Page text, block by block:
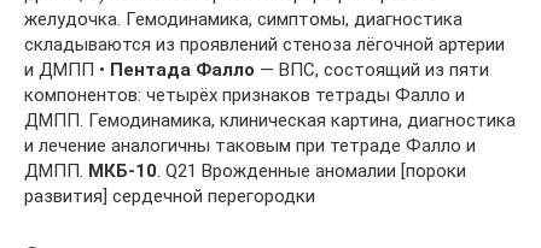
желудочка. Гемодинамика, симптомы, диагностика
складываются из проявлений стеноза лёгочной артерии
и ДМПП • Пентада Фалло — ВПС, состоящий из пяти
компонентов: четырёх признаков тетрады Фалло и
ДМПП. Гемодинамика, клиническая картина, диагностика
и лечение аналогичны таковым при тетраде Фалло и
ДМПП. МКБ-10 . Q21 Врожденные аномалии [пороки
развития] сердечной перегородки